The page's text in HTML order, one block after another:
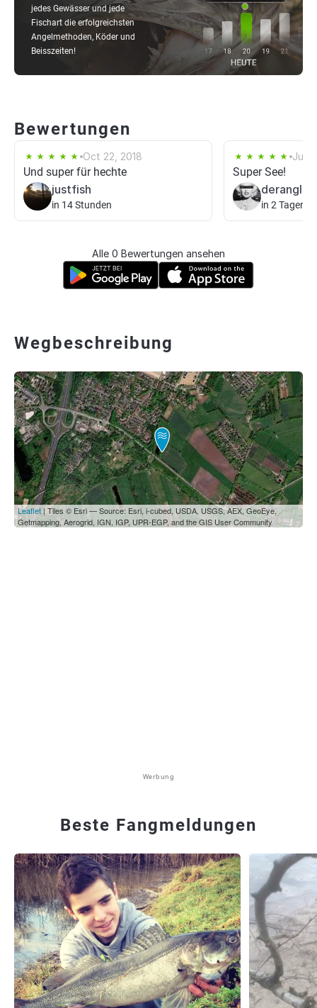
jedes Gewässer und jede
Fischart die erfolgreichsten
Angelmethoden, Köder und
Beisszeiten!
Bewertungen
Oct 22, 2018
Und super für hechte
justfish
in 14 Stunden
Jun
Super See!
in 2 Tagen
Alle 0 Bewertungen ansehen
Wegbeschreibung
Leaflet | Tiles © Esri — Source: Esri, i-cubed, USDA, USGS, AEX, GeoEye,
Getmapping, Aerogrid, IGN, IGP, UPR-EGP, and the GIS User Community
Werbung
Beste Fangmeldungen